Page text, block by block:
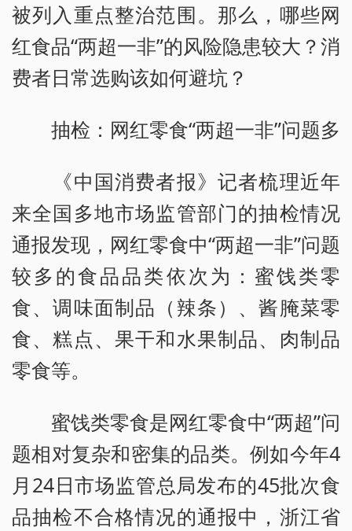
被列入重点整治范围。那么，哪些网
红食品“两超一非”的风险隐患较大？消
费者日常选购该如何避坑？
抽检：网红零食“两超一非”问题多
《中国消费者报》记者梳理近年
来全国多地市场监管部门的抽检情况
通报发现，网红零食中“两超一非”问题
较多的食品品类依次为：蜜饯类零
食、调味面制品（辣条）、酱腌菜零
食、糕点、果干和水果制品、肉制品
零食等。
蜜饯类零食是网红零食中“两超”问
题相对复杂和密集的品类。例如今年4
月24日市场监管总局发布的45批次食
品抽检不合格情况的通报中，浙江省